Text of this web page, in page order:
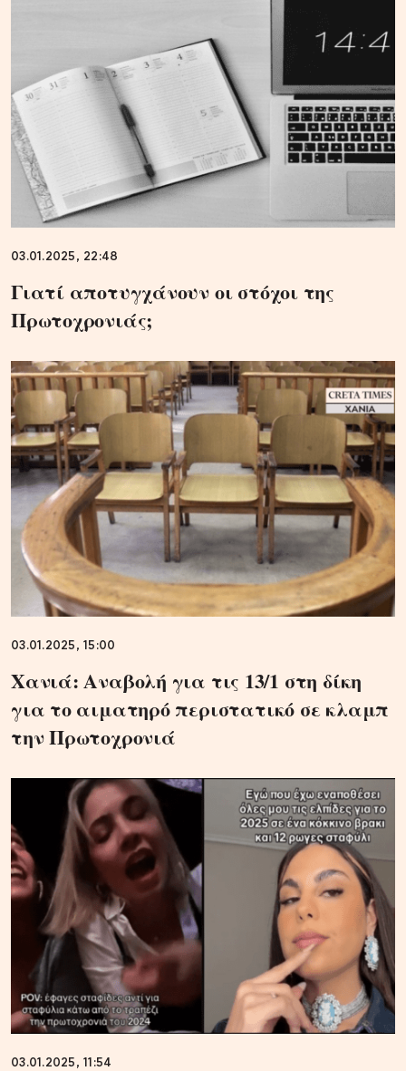
03.01.2025, 22:48
Γιατί αποτυγχάνουν οι στόχοι της
Πρωτοχρονιάς;
03.01.2025, 15:00
Χανιά: Αναβολή για τις 13/1 στη δίκη
για το αιματηρό περιστατικό σε κλαμπ
την Πρωτοχρονιά
03.01.2025, 11:54